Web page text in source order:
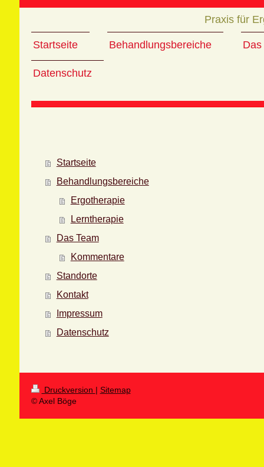
Praxis für
Startseite Behandlungsbereiche Das
Datenschutz
Startseite
Behandlungsbereiche
Ergotherapie
Lerntherapie
Das Team
Kommentare
Standorte
Kontakt
Impressum
Datenschutz
Druckversion | Sitemap
© Axel Böge